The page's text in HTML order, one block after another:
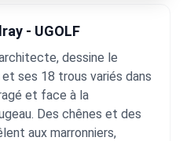
- UGOLF
dessine le
ses 18 trous variés dans
et face à la
Des chênes et des
aux marronniers,